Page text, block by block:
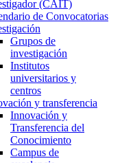
(CAIT)
de Convocatorias
Grupos de
investigación
Institutos
universitarios y
centros
y transferencia
Innovación y
Transferencia del
Conocimiento
Campus de